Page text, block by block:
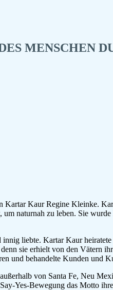
MENSCHEN
Kaur Regine Kleinke.
naturnah zu leben. Sie
liebte. Kartar Kaur
sie erhielt von den Vätern
und behandelte Kunden und
von Santa Fe, Neu
Yes-Bewegung das Motto